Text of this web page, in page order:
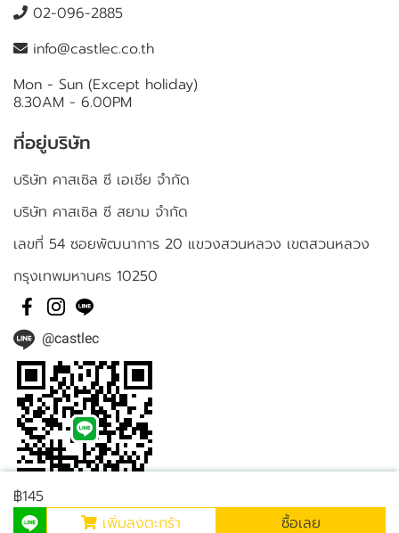
฿145
เพิ่มลงตะกร้า
ซื้อเลย
02-096-2885
info@castlec.co.th
Mon - Sun (Except holiday)
8.30AM - 6.00PM
ที่อยู่บริษัท
บริษัท คาสเซิล ซี เอเชีย จำกัด
บริษัท คาสเซิล ซี สยาม จำกัด
เลขที่ 54 ซอยพัฒนาการ 20 แขวงสวนหลวง เขตสวนหลวง
กรุงเทพมหานคร 10250
@castlec